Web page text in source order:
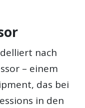
nach
– einem
das bei
in den